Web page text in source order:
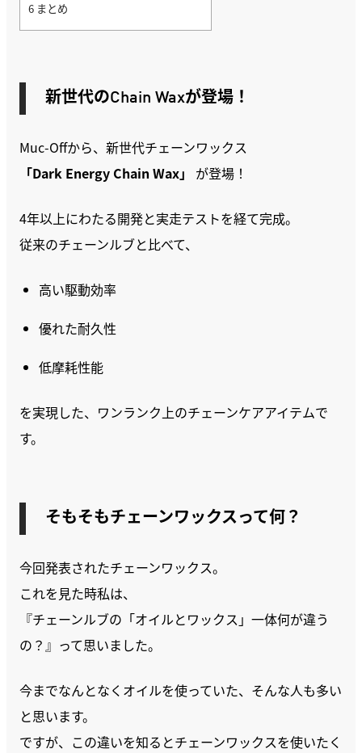
6 まとめ
新世代のChain Waxが登場！
Muc-Offから、新世代チェーンワックス
「Dark Energy Chain Wax」
が登場！
4年以上にわたる開発と実走テストを経て完成。
従来のチェーンルブと比べて、
高い駆動効率
優れた耐久性
低摩耗性能
を実現した、ワンランク上のチェーンケアアイテムで
す。
そもそもチェーンワックスって何？
今回発表されたチェーンワックス。
これを見た時私は、
『チェーンルブの「オイルとワックス」一体何が違う
の？』って思いました。
今までなんとなくオイルを使っていた、そんな人も多い
と思います。
ですが、この違いを知るとチェーンワックスを使いたく